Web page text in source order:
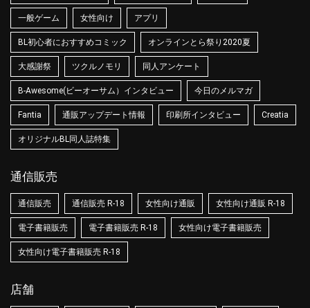
一般ゲーム 女性向け アプリ
BL初心者におすすめコミック オンラインとら祭り2020夏
大感謝祭 ツクルノモリ 同人アンケート
B-Awesome(ビーオーサム）インタビュー 今日のメルマガ
Fantia 通販アップデート情報 印刷所インタビュー Creatia
オリジナルBL同人誌特集
通信販売
通信販売 通信販売 R-18 女性向け通販 女性向け通販 R-18
電子書籍販売 電子書籍販売 R-18 女性向け電子書籍販売
女性向け電子書籍販売 R-18
店舗